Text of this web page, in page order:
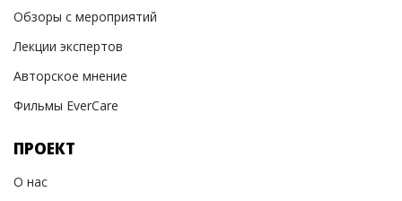
Обзоры с мероприятий
Лекции экспертов
Авторское мнение
Фильмы EverCare
ПРОЕКТ
О нас